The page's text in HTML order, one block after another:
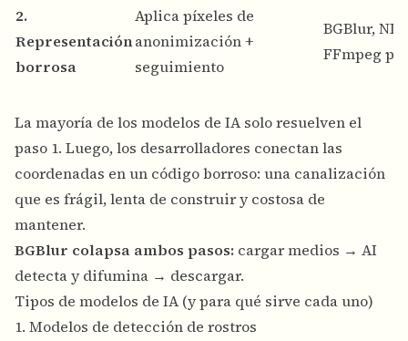
2.
Representación
borrosa
Aplica píxeles de
anonimización +
seguimiento
BGBlur,
FFmpeg
La mayoría de los modelos de IA solo resuelven el
paso 1. Luego, los desarrolladores conectan las
coordenadas en un código borroso: una canalización
que es frágil, lenta de construir y costosa de
mantener.
BGBlur colapsa ambos pasos: cargar medios → AI
detecta y difumina → descargar.
Tipos de modelos de IA (y para qué sirve cada uno)
1. Modelos de detección de rostros